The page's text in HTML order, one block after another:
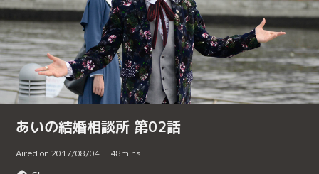
あいの結婚相談所 第02話
Aired on 2017/08/04 48mins